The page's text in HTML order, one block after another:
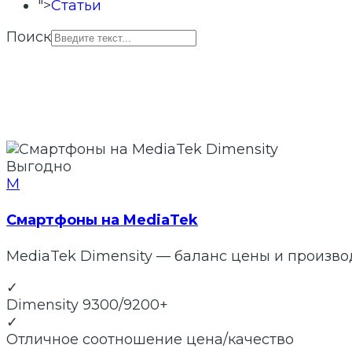
">Статьи
Поиск
Выгодно
M
Смартфоны на MediaTek
MediaTek Dimensity — баланс цены и
✓
Dimensity 9300/9200+
✓
Отличное соотношение цена/качество